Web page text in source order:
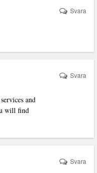
Svara
and
will find
Svara
Svara